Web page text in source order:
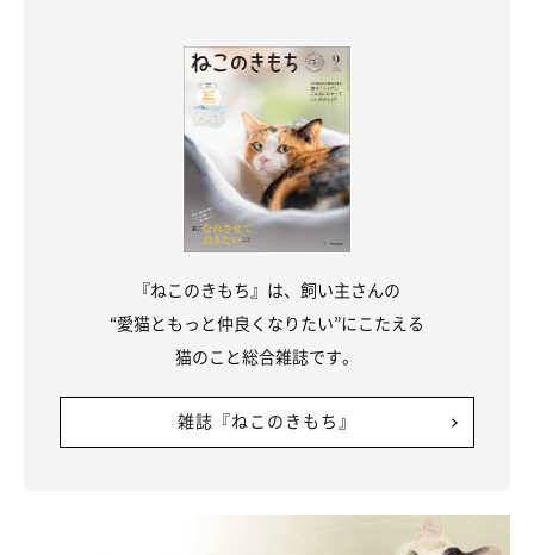
『ねこのきもち』は、飼い主さんの
“愛猫ともっと仲良くなりたい”にこたえる
猫のこと総合雑誌です。
雑誌『ねこのきもち』